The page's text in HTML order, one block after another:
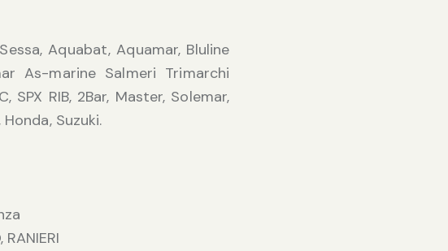
Aquabat, Aquamar, Bluline
As-marine Salmeri Trimarchi
RIB, 2Bar, Master, Solemar,
Suzuki.